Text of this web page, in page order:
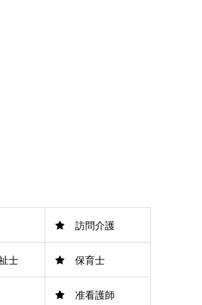
訪問介護
士 保育士
准看護師